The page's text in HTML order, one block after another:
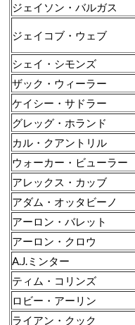
ジェイソン・バルガス
ジェイコブ・ウェブ
シェイ・シモンズ
ザック・ウィーラー
ケイシー・サドラー
グレッグ・ホランド
カル・クアントリル
ウォーカー・ビューラー
アレックス・カッブ
アダム・オッタビーノ
アーロン・バレット
アーロン・クロウ
A.J.ミンター
ティム・コリンズ
ロビー・アーリン
ライアン・クック